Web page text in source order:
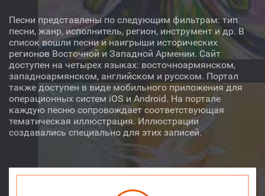
Аудио Видео О нас
Библиотека Лицензия
Песни представлены по следующим фильтрам: тип
песни, жанр, исполнитель, регион, инструмент и др. В
список вошли песни и наигрыши исторических
регионов Восточной и Западной Армении. Сайт
доступен на четырех языках: восточноармянском,
западноармянском, английском и русском. Портал
также доступен в виде мобильного приложения для
операционных систем iOS и Android. На портале
каждую песню сопровождает соответствующая
тематическая иллюстрация. Иллюстрации
создавались специально для этих записей.